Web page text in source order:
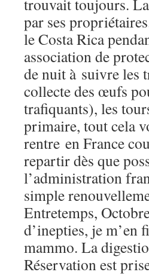
trouvait toujours.
par ses
le Costa Rica
association de
de nuit à suivre les
collecte des œufs
trafiquants), les
primaire, tout cela
rentre en France
repartir dès que
l’administration
simple
Entretemps,
d’inepties, je m’en
mammo. La
Réservation est